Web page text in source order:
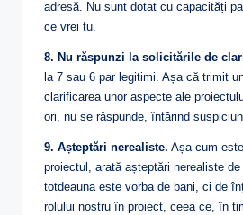
adresă. Nu sunt dotat cu capacități
ce vrei tu.
8. Nu răspunzi la solicitările de
la 7 sau 6 par legitimi. Așa că trimit
clarificarea unor aspecte ale
ori, nu se răspunde, întărind
9. Așteptări nerealiste. Așa cum
proiectul, arată așteptări nerealiste
totdeauna este vorba de bani, ci de
rolului nostru în proiect, ceea ce, în